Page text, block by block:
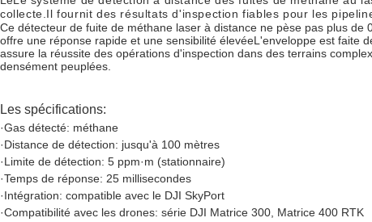
collecte.Il fournit des résultats d'inspection fiables pour les
Ce détecteur de fuite de méthane laser à distance ne pèse pas plus
offre une réponse rapide et une sensibilité élevéeL'enveloppe est faite
assure la réussite des opérations d'inspection dans des terrains
densément peuplées.
Les spécifications:
·Gas détecté: méthane
·Distance de détection: jusqu'à 100 mètres
·Limite de détection: 5 ppm·m (stationnaire)
·Temps de réponse: 25 millisecondes
·Intégration: compatible avec le DJI SkyPort
·Compatibilité avec les drones: série DJI Matrice 300, Matrice 400 RTK